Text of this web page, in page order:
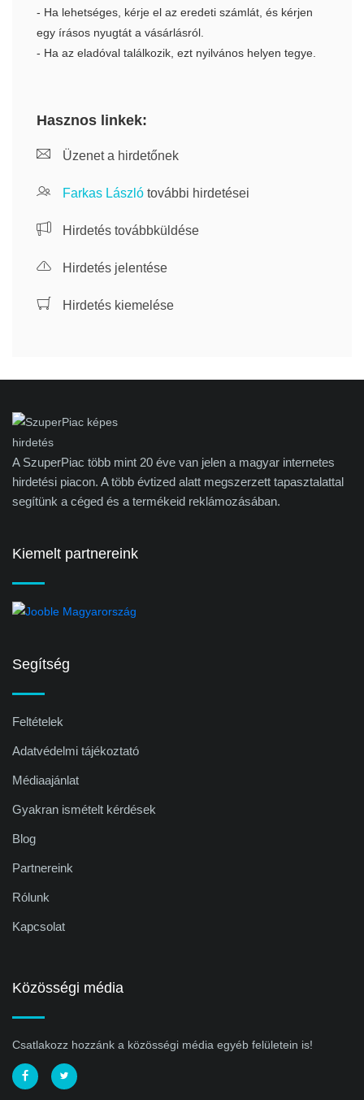
- Ha lehetséges, kérje el az eredeti számlát, és kérjen
egy írásos nyugtát a vásárlásról.
- Ha az eladóval találkozik, ezt nyilvános helyen tegye.
Hasznos linkek:
Üzenet a hirdetőnek
Farkas László további hirdetései
Hirdetés továbbküldése
Hirdetés jelentése
Hirdetés kiemelése
A SzuperPiac több mint 20 éve van jelen a magyar internetes
hirdetési piacon. A több évtized alatt megszerzett tapasztalattal
segítünk a céged és a termékeid reklámozásában.
Kiemelt partnereink
Segítség
Feltételek
Adatvédelmi tájékoztató
Médiaajánlat
Gyakran ismételt kérdések
Blog
Partnereink
Rólunk
Kapcsolat
Közösségi média
Csatlakozz hozzánk a közösségi média egyéb felületein is!